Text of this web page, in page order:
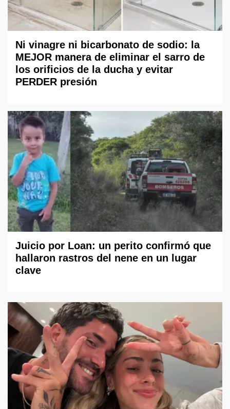
Ni vinagre ni bicarbonato de sodio: la
MEJOR manera de eliminar el sarro de
los orificios de la ducha y evitar
PERDER presión
Juicio por Loan: un perito confirmó que
hallaron rastros del nene en un lugar
clave